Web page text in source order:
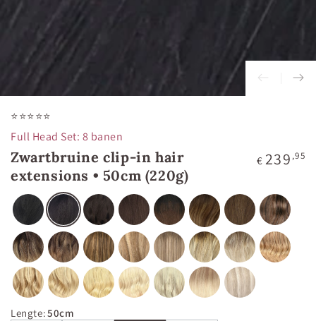
⭐⭐⭐⭐⭐
Full Head Set: 8 banen
Zwartbruine clip-in hair
extensions • 50cm (220g)
Normale
€ 239 ,95
Lengte:50cm